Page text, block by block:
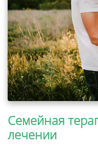
Семейная
лечении